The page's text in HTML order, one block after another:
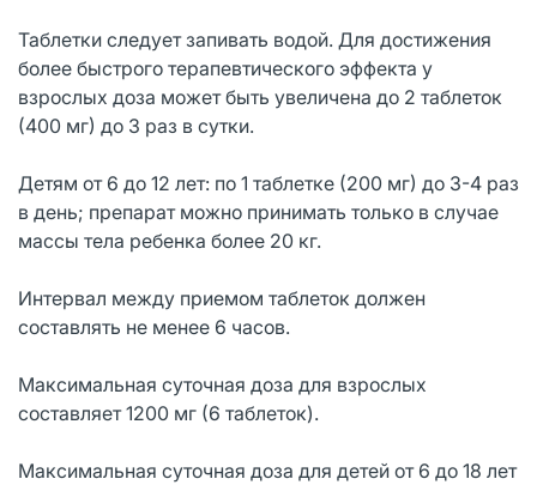
Таблетки следует запивать водой. Для достижения
более быстрого терапевтического эффекта у
взрослых доза может быть увеличена до 2 таблеток
(400 мг) до 3 раз в сутки.
Детям от 6 до 12 лет: по 1 таблетке (200 мг) до 3-4 раз
в день; препарат можно принимать только в случае
массы тела ребенка более 20 кг.
Интервал между приемом таблеток должен
составлять не менее 6 часов.
Максимальная суточная доза для взрослых
составляет 1200 мг (6 таблеток).
Максимальная суточная доза для детей от 6 до 18 лет